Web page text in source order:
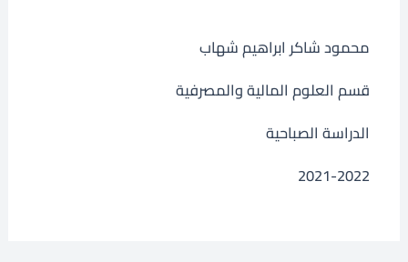
محمود شاكر ابراهيم شهاب
قسم العلوم المالية والمصرفية
الدراسة الصباحية
2021-2022